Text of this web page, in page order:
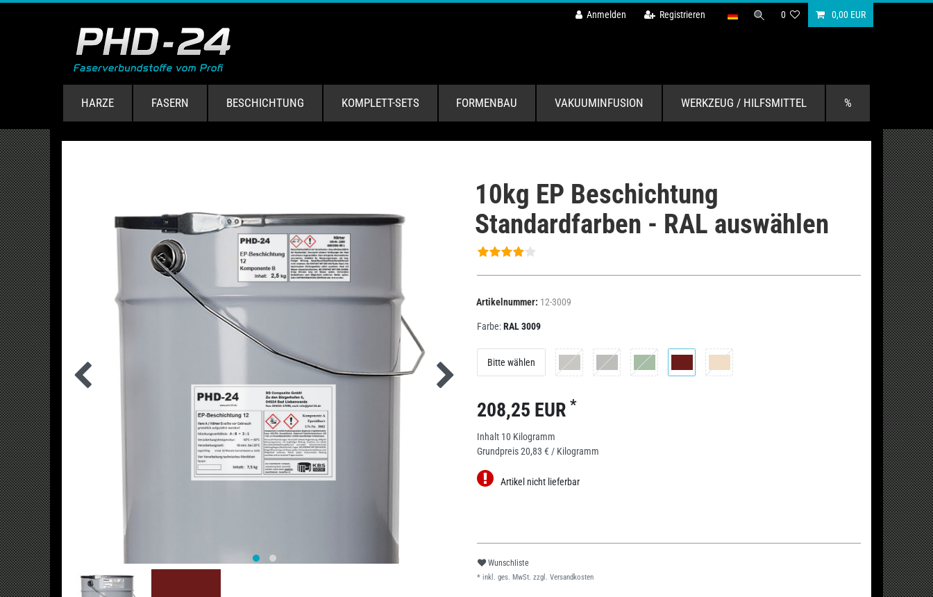
Anmelden Registrieren 0 0,00 EUR
HARZE FASERN BESCHICHTUNG KOMPLETT-SETS FORMENBAU VAKUUMINFUSION WERKZEUG / HILFSMITTEL %
10kg EP Beschichtung
Standardfarben - RAL auswählen
Artikelnummer: 12-3009
Farbe:RAL 3009
Bitte wählen
208,25 EUR *
Inhalt 10 Kilogramm
Grundpreis20,83 € / Kilogramm
Artikel nicht lieferbar
Wunschliste
* inkl. ges. MwSt. zzgl. Versandkosten